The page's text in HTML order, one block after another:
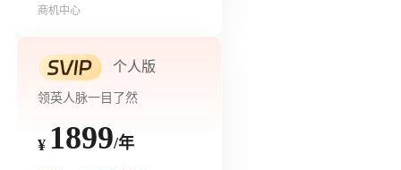
商机中心
个人版
领英人脉一目了然
¥ 1899/年